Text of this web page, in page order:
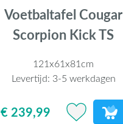
Voetbaltafel Cougar
Scorpion Kick TS
121x61x81cm
Levertijd: 3-5 werkdagen
€ 239,99